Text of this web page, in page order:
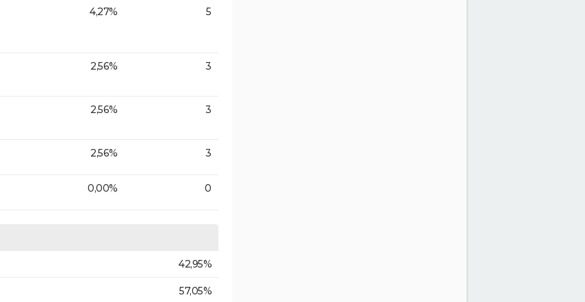
4,27% 5
2,56% 3
2,56% 3
2,56% 3
0,00% 0
42,95%
57,05%